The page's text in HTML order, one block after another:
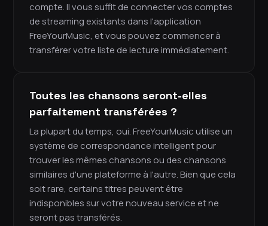
compte. Il vous suffit de connecter vos comptes
de streaming existants dans l'application
FreeYourMusic, et vous pouvez commencer à
transférer votre liste de lecture immédiatement.
Toutes les chansons seront-elles
parfaitement transférées ?
La plupart du temps, oui. FreeYourMusic utilise un
système de correspondance intelligent pour
trouver les mêmes chansons ou des chansons
similaires d'une plateforme à l'autre. Bien que cela
soit rare, certains titres peuvent être
indisponibles sur votre nouveau service et ne
seront pas transférés.